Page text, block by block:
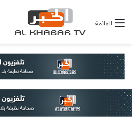
القائمة